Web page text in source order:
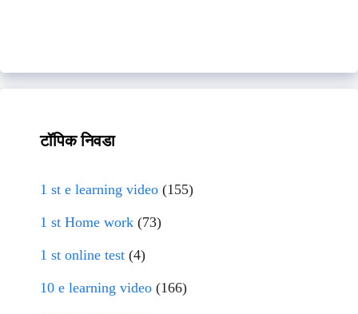
टॉपिक निवडा
1 st e learning video (155)
1 st Home work (73)
1 st online test (4)
10 e learning video (166)